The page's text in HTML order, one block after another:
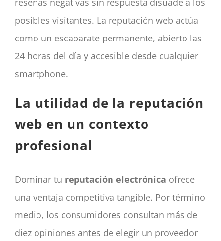
reseñas negativas sin respuesta disuade a los
posibles visitantes. La reputación web actúa
como un escaparate permanente, abierto las
24 horas del día y accesible desde cualquier
smartphone.
La utilidad de la reputación
web en un contexto
profesional
Dominar tu reputación electrónica ofrece
una ventaja competitiva tangible. Por término
medio, los consumidores consultan más de
diez opiniones antes de elegir un proveedor